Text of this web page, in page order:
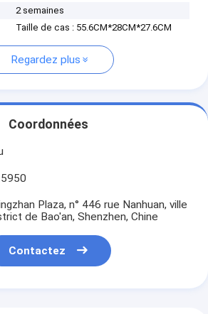
2 semaines
Taille de cas : 55.6CM*28CM*27.6CM
Regardez plus
Coordonnées
Plaza, n° 446 rue Nanhuan, ville
de Bao'an, Shenzhen, Chine
Contactez